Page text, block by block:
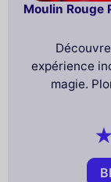
Moulin Rouge
expérience
magie.